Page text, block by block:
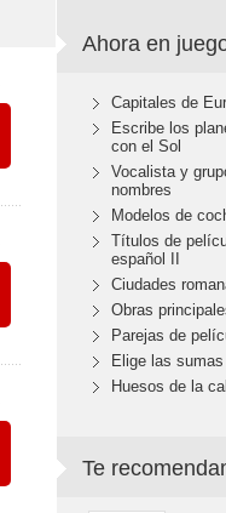
Ahora en
Capitales de
Escribe los
con el Sol
Vocalista y
nombres
Modelos de
Títulos de
español II
Ciudades
Obras
Parejas de
Elige las
Huesos de la
Te